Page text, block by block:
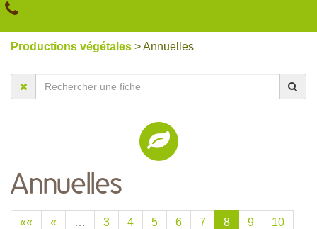
Productions végétales > Annuelles
Annuelles
«« « … 3 4 5 6 7 8 9 10